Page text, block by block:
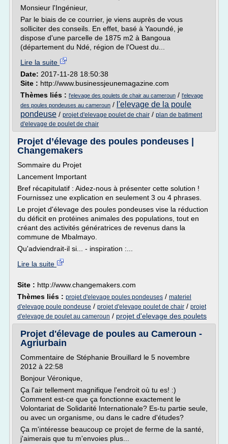
Monsieur l'Ingénieur,
Par le biais de ce courrier, je viens auprès de vous
solliciter des conseils. En effet, basé à Yaoundé, je
dispose d'une parcelle de 1875 m2 à Bangoua
(département du Ndé, région de l'Ouest du...
Lire la suite
Date: 2017-11-28 18:50:38
Site : http://www.businessjeunemagazine.com
Thèmes liés : l'elevage des poulets de chair au cameroun / l'elevage
des poules pondeuses au cameroun / l'elevage de la poule
pondeuse / projet d'elevage poulet de chair / plan de batiment
d'elevage de poulet de chair
Projet d’élevage des poules pondeuses |
Changemakers
Sommaire du Projet
Lancement Important
Bref récapitulatif : Aidez-nous à présenter cette solution !
Fournissez une explication en seulement 3 ou 4 phrases.
Le projet d'élevage des poules pondeuses vise la réduction
du déficit en protéines animales des populations, tout en
créant des activités génératrices de revenus dans la
commune de Mbalmayo.
Qu'adviendrait-il si... - inspiration :...
Lire la suite
Site : http://www.changemakers.com
Thèmes liés : projet d'elevage poules pondeuses / materiel
d'elevage poule pondeuse / projet d'elevage poulet de chair / projet
d'elevage de poulet au cameroun / projet d'elevage des poulets
Projet d'élevage de poules au Cameroun -
Agriurbain
Commentaire de Stéphanie Brouillard le 5 novembre
2012 à 22:58
Bonjour Véronique,
Ça l'air tellement magnifique l'endroit où tu es! :)
Comment est-ce que ça fonctionne exactement le
Volontariat de Solidarité Internationale? Es-tu partie seule,
ou avec un organisme, ou dans le cadre d'études?
Ça m'intéresse beaucoup ce projet de ferme de la santé,
j'aimerais que tu m'envoies plus...